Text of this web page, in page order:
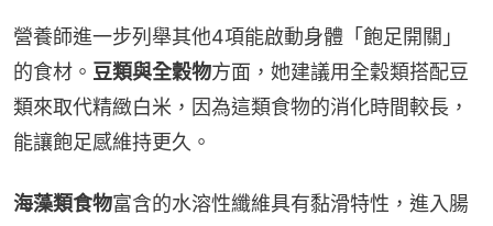
營養師進一步列舉其他4項能啟動身體「飽足開關」
的食材。 豆類與全穀物方面，她建議用全穀類搭配豆
類來取代精緻白米，因為這類食物的消化時間較長，
能讓飽足感維持更久。
海藻類食物富含的水溶性纖維具有黏滑特性，進入腸